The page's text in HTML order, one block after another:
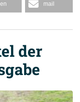
mail
der